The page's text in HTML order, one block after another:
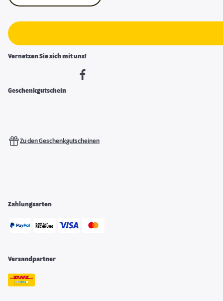
Vernetzen Sie sich mit uns!
Geschenkgutschein
Zu den Geschenkgutscheinen
Zahlungsarten
Versandpartner